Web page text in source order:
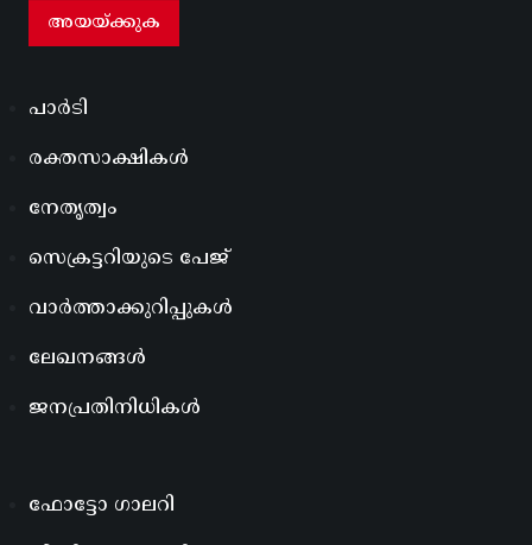
പാർടി
രക്തസാക്ഷികൾ
നേതൃത്വം
സെക്രട്ടറിയുടെ പേജ്
വാർത്താക്കുറിപ്പുകൾ
ലേഖനങ്ങൾ
ജനപ്രതിനിധികൾ
ഫോട്ടോ ഗാലറി